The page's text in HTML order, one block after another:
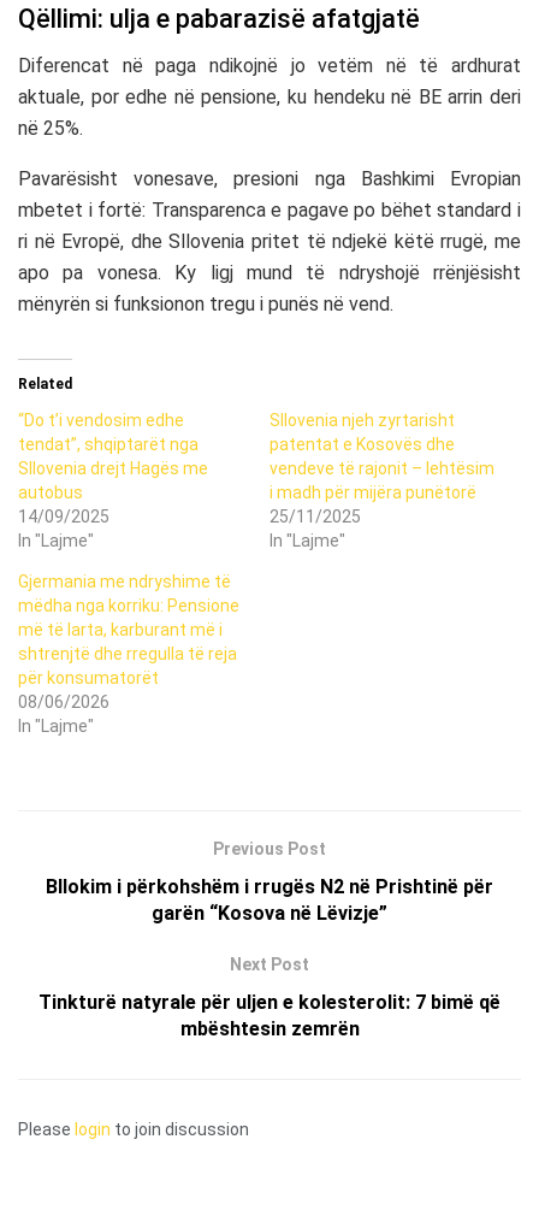
Qëllimi: ulja e pabarazisë afatgjatë
Diferencat në paga ndikojnë jo vetëm në të ardhurat
aktuale, por edhe në pensione, ku hendeku në BE arrin deri
në 25%.
Pavarësisht vonesave, presioni nga Bashkimi Evropian
mbetet i fortë: Transparenca e pagave po bëhet standard i
ri në Evropë, dhe Sllovenia pritet të ndjekë këtë rrugë, me
apo pa vonesa. Ky ligj mund të ndryshojë rrënjësisht
mënyrën si funksionon tregu i punës në vend.
Related
“Do t’i vendosim edhe
tendat”, shqiptarët nga
Sllovenia drejt Hagës me
autobus
14/09/2025
In "Lajme"
Sllovenia njeh zyrtarisht
patentat e Kosovës dhe
vendeve të rajonit – lehtësim
i madh për mijëra punëtorë
25/11/2025
In "Lajme"
Gjermania me ndryshime të
mëdha nga korriku: Pensione
më të larta, karburant më i
shtrenjtë dhe rregulla të reja
për konsumatorët
08/06/2026
In "Lajme"
Previous Post
Bllokim i përkohshëm i rrugës N2 në Prishtinë për
garën “Kosova në Lëvizje”
Next Post
Tinkturë natyrale për uljen e kolesterolit: 7 bimë që
mbështesin zemrën
Please login to join discussion